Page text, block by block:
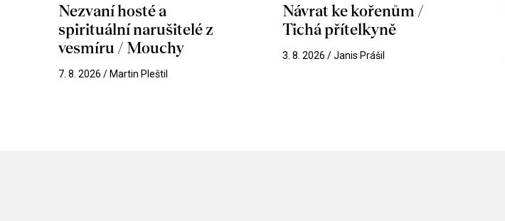
Nezvaní hosté a
spirituální narušitelé z
vesmíru / Mouchy
7. 8. 2026 / Martin Pleštil
Návrat ke kořenům /
Tichá přítelkyně
3. 8. 2026 / Janis Prášil